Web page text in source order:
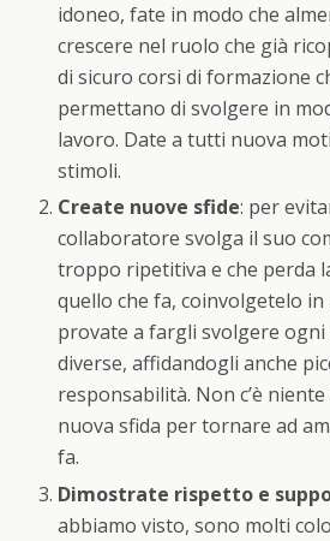
idoneo, fate in modo che
crescere nel ruolo che già
di sicuro corsi di formazione
permettano di svolgere in
lavoro. Date a tutti nuova
stimoli.
Create nuove sfide: per
collaboratore svolga il suo
troppo ripetitiva e che perda
quello che fa, coinvolgetelo
provate a fargli svolgere
diverse, affidandogli anche
responsabilità. Non c’è
nuova sfida per tornare ad
fa.
Dimostrate rispetto e
abbiamo visto, sono molti